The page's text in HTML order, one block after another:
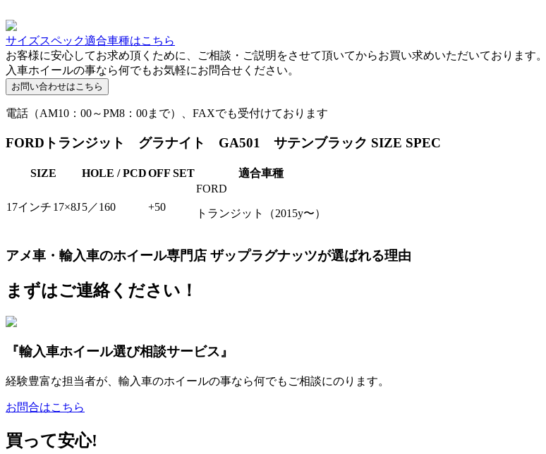
サイズスペック適合車種はこちら
お客様に安心してお求め頂くために、ご相談・ご説明をさせて頂いてからお買い求めいただいておりま
入車ホイールの事なら何でもお気軽にお問合せください。
電話（AM10：00～PM8：00まで）、FAXでも受付けております
FORDトランジット グラナイト GA501 サテンブラック SIZE SPEC
SIZE HOLE / PCDOFF SET 適合車種
17インチ 17×8J5／160 +50
FORD
トランジット（2015y〜）
アメ車・輸入車のホイール専門店 ザップラグナッツが選ばれる理由
まずはご連絡ください！
『輸入車ホイール選び相談サービス』
経験豊富な担当者が、輸入車のホイールの事なら何でもご相談にのります。
お問合はこちら
買って安心!